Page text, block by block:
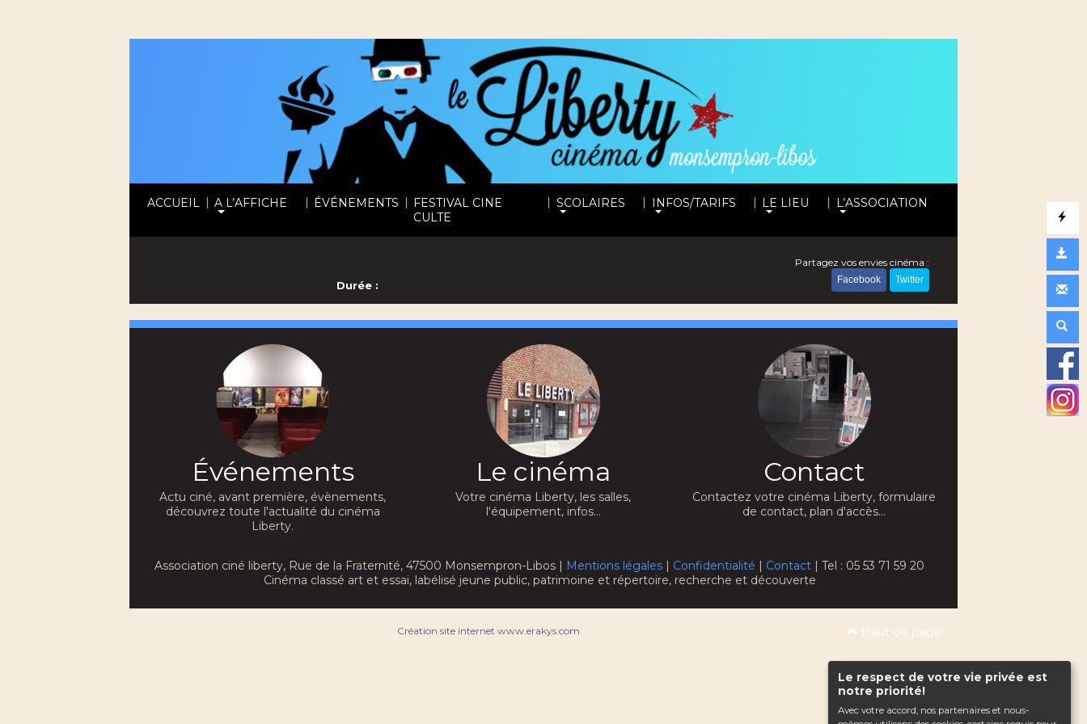
Le respect de votre vie privée est
notre priorité!
Avec votre accord, nos partenaires et nous-
ACCUEIL | A L’AFFICHE | ÉVÉNEMENTS | FESTIVAL CINE
CULTE
| SCOLAIRES | INFOS/TARIFS | LE LIEU | L’ASSOCIATION
Durée :
Partagez vos envies cinéma :
Facebook Twitter
Événements
Actu ciné, avant première, évènements,
découvrez toute l'actualité du cinéma
Liberty.
Le cinéma
Votre cinéma Liberty, les salles,
l'équipement, infos...
Contact
Contactez votre cinéma Liberty, formulaire
de contact, plan d'accès...
Association ciné liberty, Rue de la Fraternité, 47500 Monsempron-Libos | Mentions légales | Confidentialité | Contact | Tel : 05 53 71 59 20
Cinéma classé art et essai, labélisé jeune public, patrimoine et répertoire, recherche et découverte
Haut de page
Création site internet www.erakys.com